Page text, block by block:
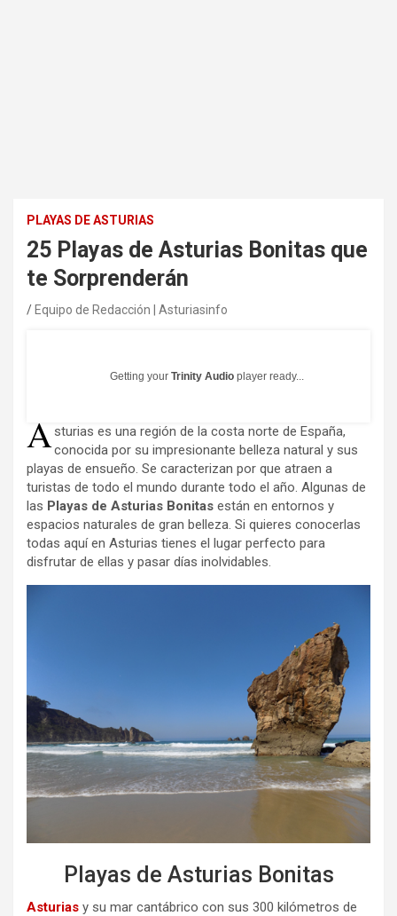
PLAYAS DE ASTURIAS
25 Playas de Asturias Bonitas que
te Sorprenderán
Equipo de Redacción | Asturiasinfo
Getting your Trinity Audio player ready...
Asturias es una región de la costa norte de España,
conocida por su impresionante belleza natural y sus
playas de ensueño. Se caracterizan por que atraen a
turistas de todo el mundo durante todo el año. Algunas de
las Playas de Asturias Bonitas están en entornos y
espacios naturales de gran belleza. Si quieres conocerlas
todas aquí en Asturias tienes el lugar perfecto para
disfrutar de ellas y pasar días inolvidables.
Playas de Asturias Bonitas
Asturias y su mar cantábrico con sus 300 kilómetros de